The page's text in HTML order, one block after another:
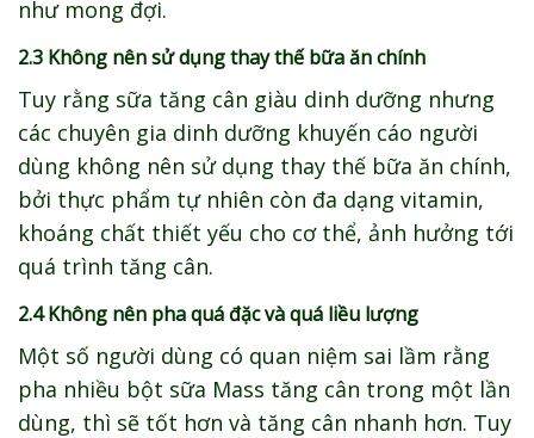
như mong đợi.
2.3 Không nên sử dụng thay thế bữa ăn chính
Tuy rằng sữa tăng cân giàu dinh dưỡng nhưng
các chuyên gia dinh dưỡng khuyến cáo người
dùng không nên sử dụng thay thế bữa ăn chính,
bởi thực phẩm tự nhiên còn đa dạng vitamin,
khoáng chất thiết yếu cho cơ thể, ảnh hưởng tới
quá trình tăng cân.
2.4 Không nên pha quá đặc và quá liều lượng
Một số người dùng có quan niệm sai lầm rằng
pha nhiều bột sữa Mass tăng cân trong một lần
dùng, thì sẽ tốt hơn và tăng cân nhanh hơn. Tuy